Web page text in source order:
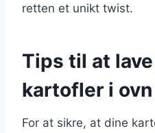
retten et unikt twist.
Tips til at
kartofler i ovn
For at sikre, at dine